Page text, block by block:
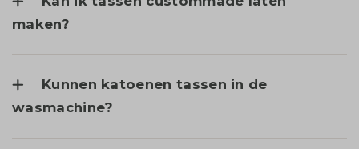
maken?
Kunnen katoenen tassen in de
wasmachine?